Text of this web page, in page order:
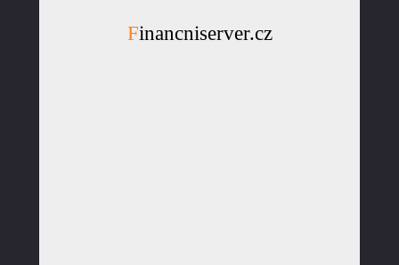
Financniserver.cz